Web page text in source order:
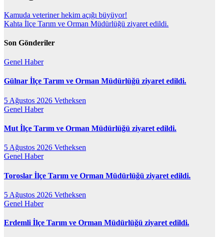
Kamuda veteriner hekim açığı büyüyor!
Kahta İlçe Tarım ve Orman Müdürlüğü ziyaret edildi.
Son Gönderiler
Genel Haber
Gülnar İlçe Tarım ve Orman Müdürlüğü ziyaret edildi.
5 Ağustos 2026 Vetheksen
Genel Haber
Mut İlçe Tarım ve Orman Müdürlüğü ziyaret edildi.
5 Ağustos 2026 Vetheksen
Genel Haber
Toroslar İlçe Tarım ve Orman Müdürlüğü ziyaret edildi.
5 Ağustos 2026 Vetheksen
Genel Haber
Erdemli İlçe Tarım ve Orman Müdürlüğü ziyaret edildi.